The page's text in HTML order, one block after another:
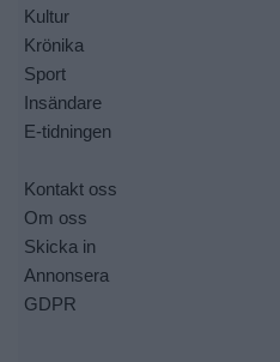
Kultur
Krönika
Sport
Insändare
E-tidningen
Kontakt oss
Om oss
Skicka in
Annonsera
GDPR